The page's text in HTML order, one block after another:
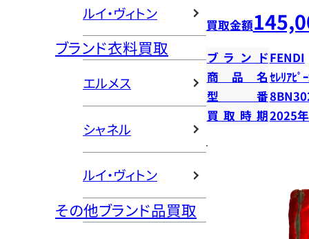
ルイ・ヴィトン
ブランド衣料買取
エルメス
シャネル
ルイ・ヴィトン
その他ブランド品買取
買取金額
ブランドFENDI
商品名ｾﾚﾘｱﾋﾟ
型番
買取時期2025